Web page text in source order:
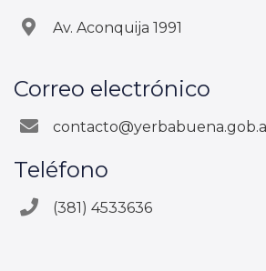
Av. Aconquija 1991
Correo electrónico
Teléfono
(381) 4533636